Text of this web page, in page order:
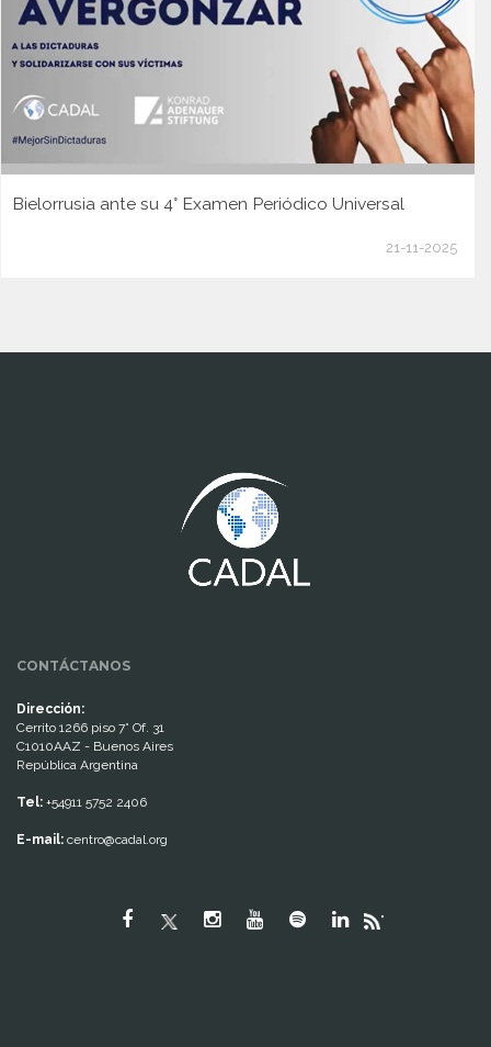
Bielorrusia ante su 4° Examen Periódico Universal
21-11-2025
CONTÁCTANOS
Dirección:
Cerrito 1266 piso 7° Of. 31
C1010AAZ - Buenos Aires
República Argentina
Tel: +54911 5752 2406
E-mail: centro@cadal.org
"